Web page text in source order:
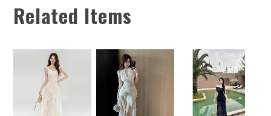
Related Items